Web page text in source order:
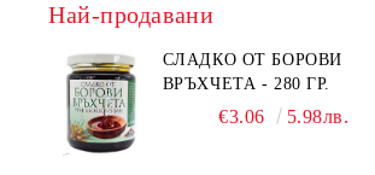
Най-продавани
СЛАДКО ОТ БОРОВИ
ВРЪХЧЕТА - 280 ГР.
€3.06 5.98лв.